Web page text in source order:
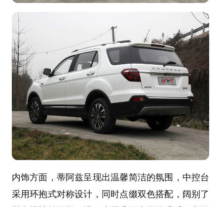
内饰方面，蒂阿兹呈现出温馨简洁的氛围，中控台
采用环抱式对称设计，同时点缀双色搭配，阔别了